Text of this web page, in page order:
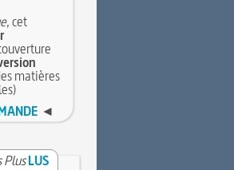
, cet
matières
◄
Plus LUS